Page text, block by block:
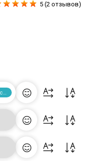
5 (2 отзывов)
Введите текст для просмотра